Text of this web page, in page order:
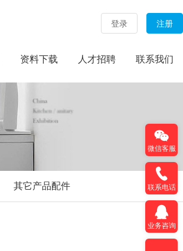
登录 注册
资料下载 人才招聘 联系我们
其它产品配件
微信客服
联系电话
业务咨询